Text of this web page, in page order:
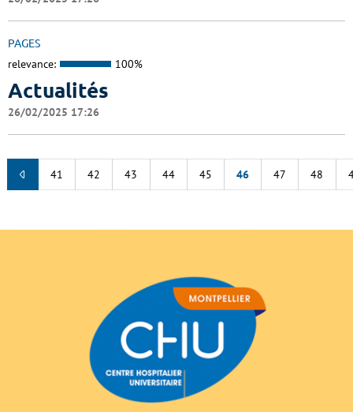
PAGES
relevance: 100%
Actualités
26/02/2025 17:26
41 42 43 44 45 46 47 48